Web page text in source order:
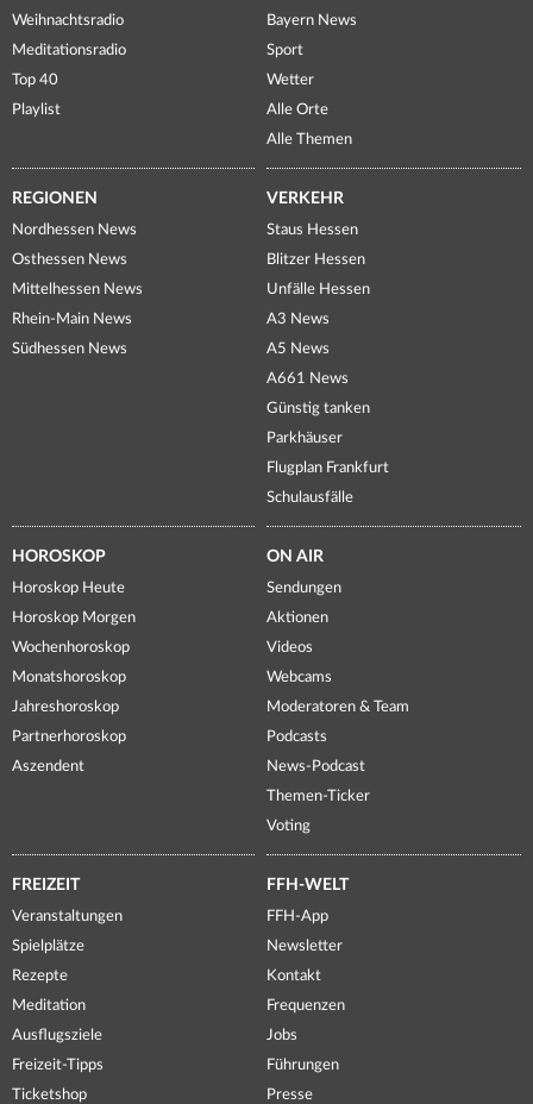
Weihnachtsradio
Meditationsradio
Top 40
Playlist
Bayern News
Sport
Wetter
Alle Orte
Alle Themen
REGIONEN
Nordhessen News
Osthessen News
Mittelhessen News
Rhein-Main News
Südhessen News
VERKEHR
Staus Hessen
Blitzer Hessen
Unfälle Hessen
A3 News
A5 News
A661 News
Günstig tanken
Parkhäuser
Flugplan Frankfurt
Schulausfälle
HOROSKOP
Horoskop Heute
Horoskop Morgen
Wochenhoroskop
Monatshoroskop
Jahreshoroskop
Partnerhoroskop
Aszendent
ON AIR
Sendungen
Aktionen
Videos
Webcams
Moderatoren & Team
Podcasts
News-Podcast
Themen-Ticker
Voting
FREIZEIT
Veranstaltungen
Spielplätze
Rezepte
Meditation
Ausflugsziele
Freizeit-Tipps
Ticketshop
FFH-WELT
FFH-App
Newsletter
Kontakt
Frequenzen
Jobs
Führungen
Presse